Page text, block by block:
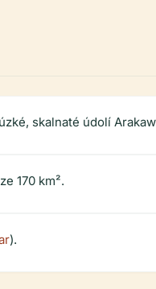
skalnaté údolí
170 km².
).